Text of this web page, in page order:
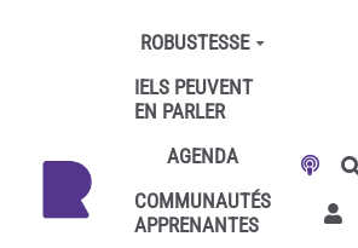
Aller au contenu principal
ROBUSTESSE
IELS PEUVENT
EN PARLER
AGENDA
COMMUNAUTÉS
APPRENANTES